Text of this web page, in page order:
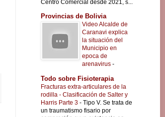
Centro Comercial desde 2021, s...
Provincias de Bolivia
Video Alcalde de
Caranavi explica
la situación del
Municipio en
epoca de
arenavirus -
Todo sobre Fisioterapia
Fracturas extra-articulares de la
rodilla - Clasificación de Salter y
Harris Parte 3 - Tipo V. Se trata de
un traumatismo fisario por